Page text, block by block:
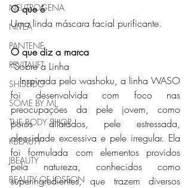
NEUTROGENA
NIVEA
PANTENE
REVITALIFT
SHISEIDO
SOME BY MI
THE BODY SHOP
KBEAUTY
JBEAUTY
BEAUTY OF JOSEON
O que é
Uma linda máscara facial purificante.
O que diz a marca
“Sobre a Linha
   Inspirada pelo washoku, a linha WASO
foi desenvolvida com foco nas
preocupações da pele jovem, como
poros dilatados, pele estressada,
oleosidade excessiva e pele irregular. Ela
foi formulada com elementos providos
pela natureza, conhecidos como
superingredientes, que trazem diversos